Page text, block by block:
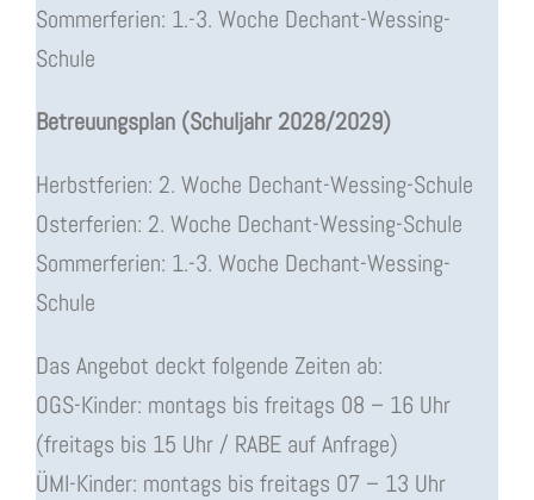
Sommerferien: 1.-3. Woche Dechant-Wessing-
Schule
Betreuungsplan (Schuljahr 2028/2029)
Herbstferien: 2. Woche Dechant-Wessing-Schule
Osterferien: 2. Woche Dechant-Wessing-Schule
Sommerferien: 1.-3. Woche Dechant-Wessing-
Schule
Das Angebot deckt folgende Zeiten ab:
OGS-Kinder: montags bis freitags 08 – 16 Uhr
(freitags bis 15 Uhr / RABE auf Anfrage)
ÜMI-Kinder: montags bis freitags 07 – 13 Uhr